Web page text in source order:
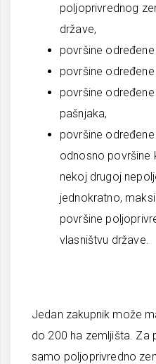
poljoprivrednog
države,
površine
površine
površine
pašnjaka,
površine
odnosno površine
nekoj drugoj
jednokratno,
površine
vlasništvu države.
Jedan zakupnik može
do 200 ha zemljišta. Za
samo poljoprivredno